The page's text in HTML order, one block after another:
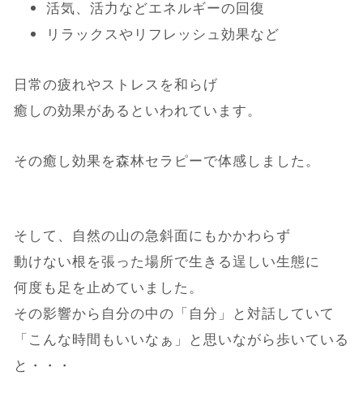
活気、活力などエネルギーの回復
リラックスやリフレッシュ効果など
日常の疲れやストレスを和らげ
癒しの効果があるといわれています。
その癒し効果を森林セラピーで体感しました。
そして、自然の山の急斜面にもかかわらず
動けない根を張った場所で生きる逞しい生態に
何度も足を止めていました。
その影響から自分の中の「自分」と対話していて
「こんな時間もいいなぁ」と思いながら歩いている
と・・・